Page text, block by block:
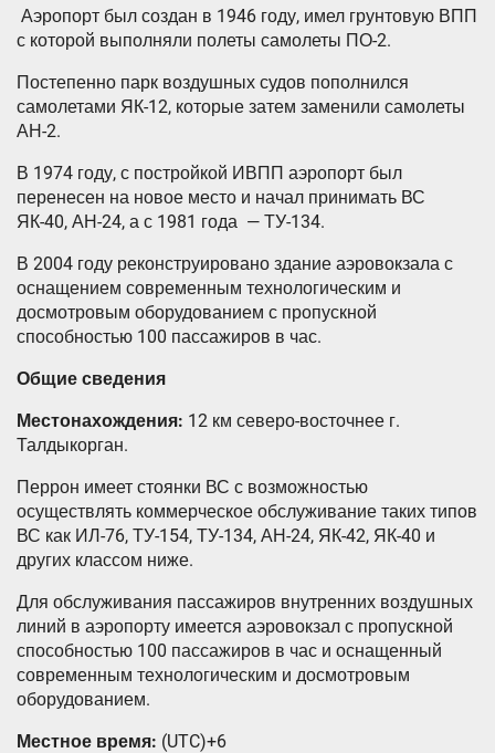
Аэропорт был создан в 1946 году, имел грунтовую ВПП
с которой выполняли полеты самолеты ПО-2.
Постепенно парк воздушных судов пополнился
самолетами ЯК-12, которые затем заменили самолеты
АН-2.
В 1974 году, с постройкой ИВПП аэропорт был
перенесен на новое место и начал принимать ВС
ЯК-40, АН-24, а с 1981 года — ТУ-134.
В 2004 году реконструировано здание аэровокзала с
оснащением современным технологическим и
досмотровым оборудованием с пропускной
способностью 100 пассажиров в час.
Общие сведения
Местонахождения: 12 км северо-восточнее г.
Талдыкорган.
Перрон имеет стоянки ВС с возможностью
осуществлять коммерческое обслуживание таких типов
ВС как ИЛ-76, ТУ-154, ТУ-134, АН-24, ЯК-42, ЯК-40 и
других классом ниже.
Для обслуживания пассажиров внутренних воздушных
линий в аэропорту имеется аэровокзал с пропускной
способностью 100 пассажиров в час и оснащенный
современным технологическим и досмотровым
оборудованием.
Местное время: (UTC)+6